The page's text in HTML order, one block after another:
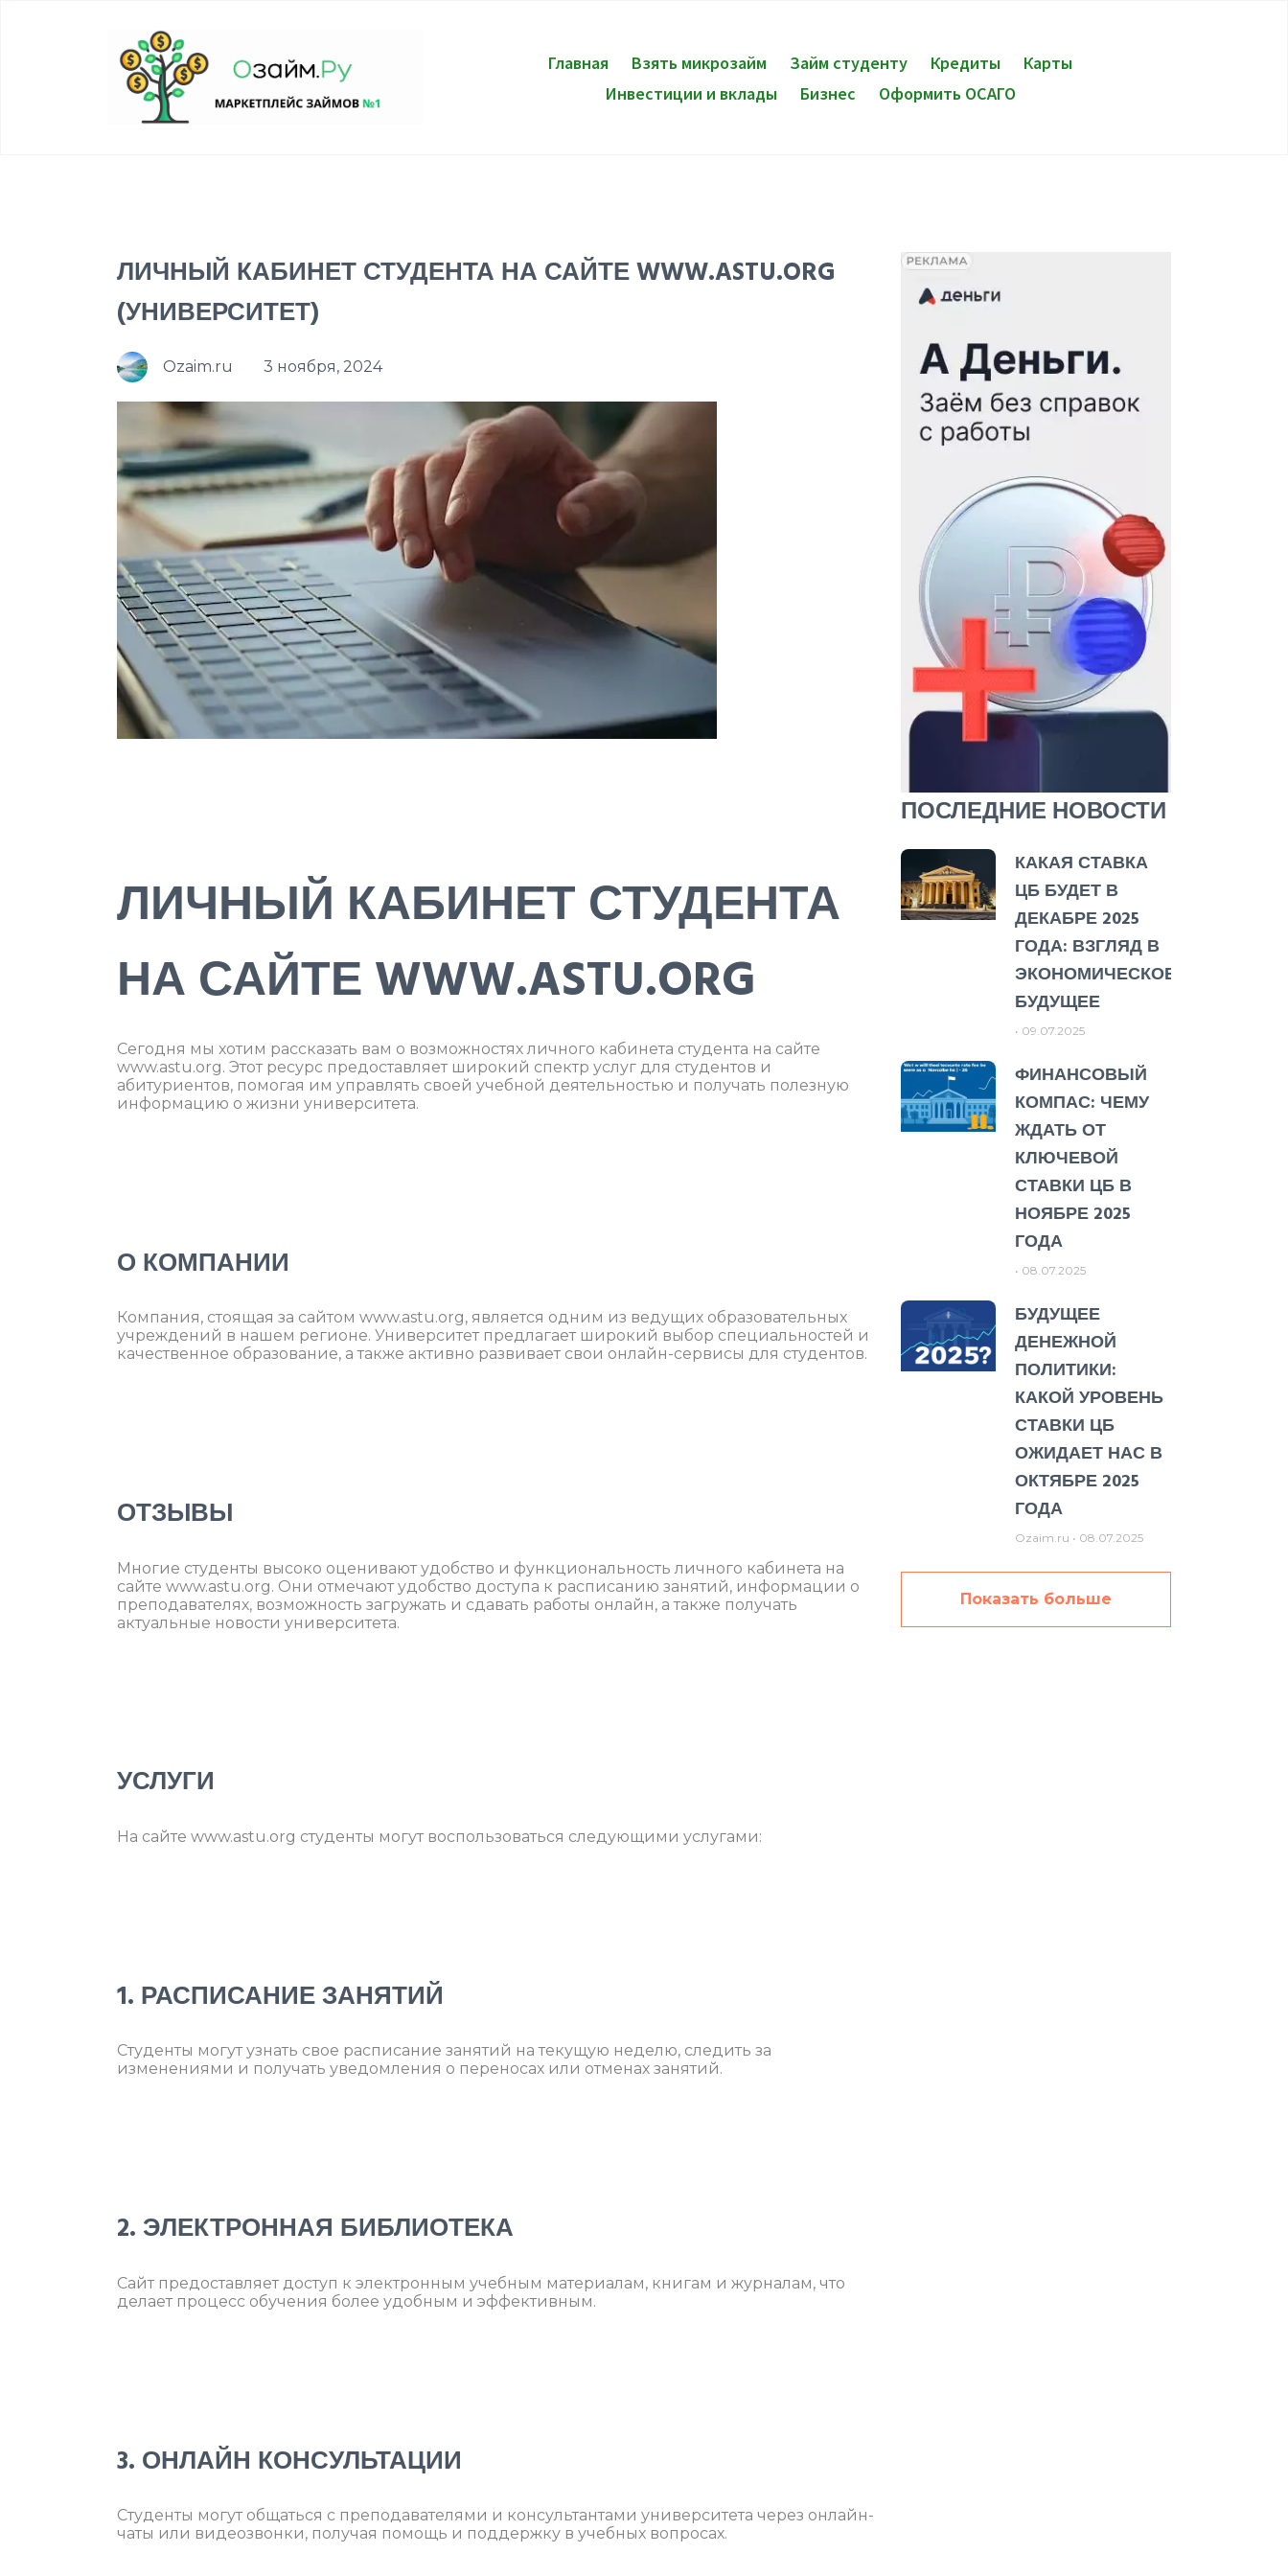
Главная Взять микрозайм Займ студенту Кредиты
Карты
Инвестиции и вклады
Бизнес Оформить ОСАГО
ЛИЧНЫЙ КАБИНЕТ СТУДЕНТА НА САЙТЕ WWW.ASTU.ORG
(УНИВЕРСИТЕТ)
Ozaim.ru 3 ноября, 2024
ЛИЧНЫЙ КАБИНЕТ СТУДЕНТА
НА САЙТЕ WWW.ASTU.ORG
Сегодня мы хотим рассказать вам о возможностях личного кабинета студента на сайте
www.astu.org. Этот ресурс предоставляет широкий спектр услуг для студентов и
абитуриентов, помогая им управлять своей учебной деятельностью и получать полезную
информацию о жизни университета.
О КОМПАНИИ
Компания, стоящая за сайтом www.astu.org, является одним из ведущих образовательных
учреждений в нашем регионе. Университет предлагает широкий выбор специальностей и
качественное образование, а также активно развивает свои онлайн-сервисы для студентов.
ОТЗЫВЫ
Многие студенты высоко оценивают удобство и функциональность личного кабинета на
сайте www.astu.org. Они отмечают удобство доступа к расписанию занятий, информации о
преподавателях, возможность загружать и сдавать работы онлайн, а также получать
актуальные новости университета.
УСЛУГИ
На сайте www.astu.org студенты могут воспользоваться следующими услугами:
1. РАСПИСАНИЕ ЗАНЯТИЙ
Студенты могут узнать свое расписание занятий на текущую неделю, следить за
изменениями и получать уведомления о переносах или отменах занятий.
2. ЭЛЕКТРОННАЯ БИБЛИОТЕКА
Сайт предоставляет доступ к электронным учебным материалам, книгам и журналам, что
делает процесс обучения более удобным и эффективным.
3. ОНЛАЙН КОНСУЛЬТАЦИИ
Студенты могут общаться с преподавателями и консультантами университета через онлайн-
чаты или видеозвонки, получая помощь и поддержку в учебных вопросах.
ПОСЛЕДНИЕ НОВОСТИ
КАКАЯ СТАВКА
ЦБ БУДЕТ В
ДЕКАБРЕ 2025
ГОДА: ВЗГЛЯД В
ЭКОНОМИЧЕСКОЕ
БУДУЩЕЕ
09.07.2025
ФИНАНСОВЫЙ
КОМПАС: ЧЕМУ
ЖДАТЬ ОТ
КЛЮЧЕВОЙ
СТАВКИ ЦБ В
НОЯБРЕ 2025
ГОДА
08.07.2025
БУДУЩЕЕ
ДЕНЕЖНОЙ
ПОЛИТИКИ:
КАКОЙ УРОВЕНЬ
СТАВКИ ЦБ
ОЖИДАЕТ НАС В
ОКТЯБРЕ 2025
ГОДА
Ozaim.ru 08.07.2025
Показать больше